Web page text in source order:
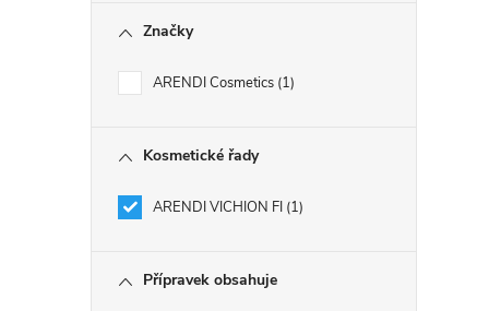
Značky
ARENDI Cosmetics 1
Kosmetické řady
ARENDI VICHION FI 1
Přípravek obsahuje